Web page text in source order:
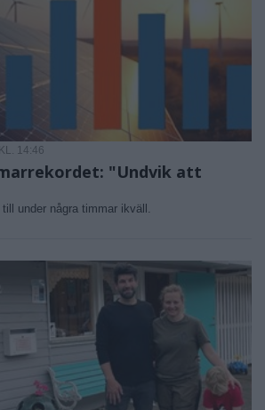
14:46
"Undvik att
under några timmar ikväll.